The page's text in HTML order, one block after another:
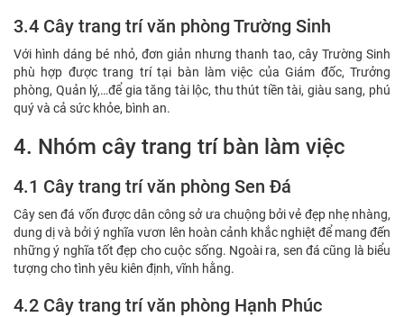
3.4 Cây trang trí văn phòng Trường Sinh
Với hình dáng bé nhỏ, đơn giản nhưng thanh tao, cây Trường Sinh
phù hợp được trang trí tại bàn làm việc của Giám đốc, Trưởng
phòng, Quản lý,…để gia tăng tài lộc, thu thút tiền tài, giàu sang, phú
quý và cả sức khỏe, bình an.
4. Nhóm cây trang trí bàn làm việc
4.1 Cây trang trí văn phòng Sen Đá
Cây sen đá vốn được dân công sở ưa chuộng bởi vẻ đẹp nhẹ nhàng,
dung dị và bởi ý nghĩa vươn lên hoàn cảnh khắc nghiệt để mang đến
những ý nghĩa tốt đẹp cho cuộc sống. Ngoài ra, sen đá cũng là biểu
tượng cho tình yêu kiên định, vĩnh hằng.
4.2 Cây trang trí văn phòng Hạnh Phúc